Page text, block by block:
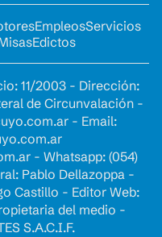
EmpleosServicios
Edictos
11/2003 - Dirección:
de Circunvalación -
- Email:
- Whatsapp: (054)
Pablo Dellazoppa -
Castillo - Editor Web:
del medio -
S.A.C.I.F.